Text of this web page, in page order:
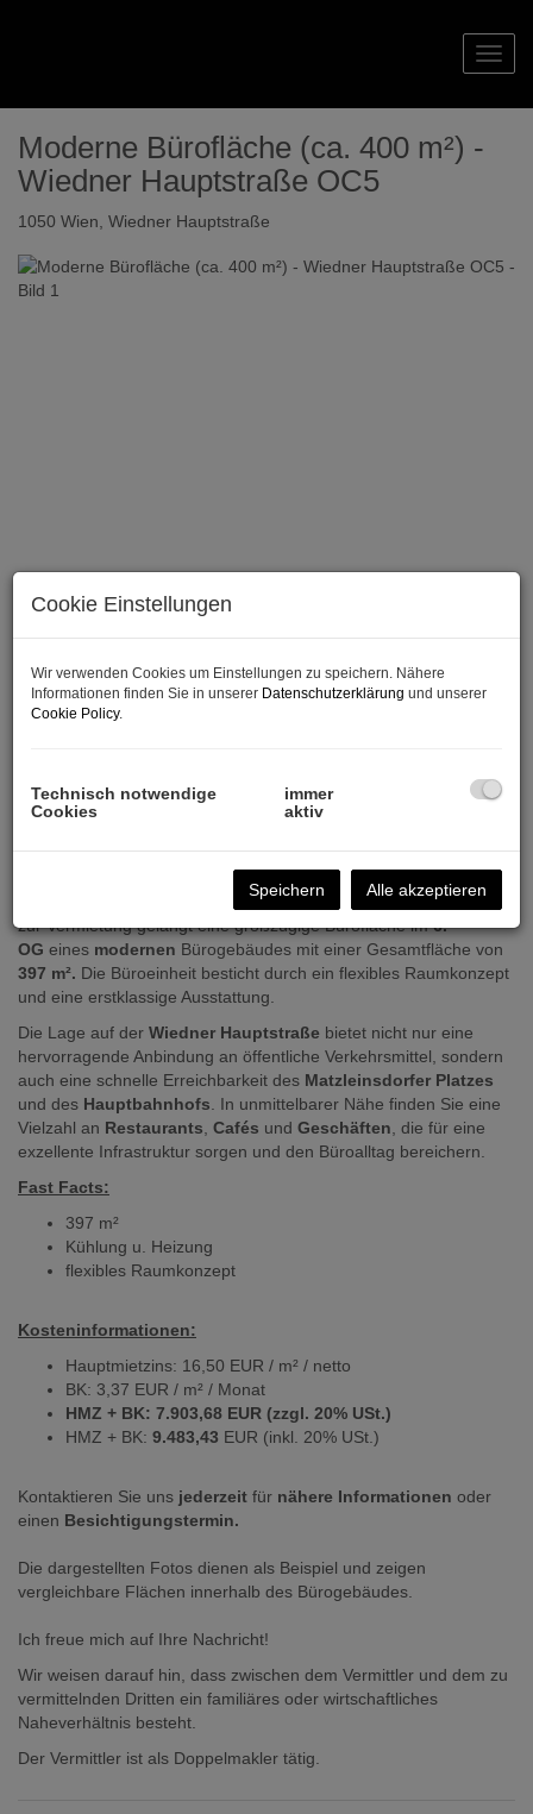
Moderne Bürofläche (ca. 400 m²) -
Wiedner Hauptstraße OC5
1050 Wien , Wiedner Hauptstraße
Sehr geehrte Damen und Herren,
zur Vermietung gelangt eine großzügige Bürofläche im6.
OG eines modernen Bürogebäudes mit einer Gesamtfläche von
397 m². Die Büroeinheit besticht durch ein flexibles Raumkonzept
und eine erstklassige Ausstattung.
Die Lage auf der Wiedner Hauptstraße bietet nicht nur eine
hervorragende Anbindung an öffentliche Verkehrsmittel, sondern
auch eine schnelle Erreichbarkeit des Matzleinsdorfer Platzes
und des Hauptbahnhofs. In unmittelbarer Nähe finden Sie eine
Vielzahl an Restaurants, Cafés und Geschäften, die für eine
exzellente Infrastruktur sorgen und den Büroalltag bereichern.
Fast Facts:
397 m²
Kühlung u. Heizung
flexibles Raumkonzept
Kosteninformationen:
Hauptmietzins: 16,50 EUR / m² / netto
BK: 3,37 EUR / m² / Monat
HMZ + BK: 7.903,68 EUR (zzgl. 20% USt.)
HMZ + BK: 9.483,43 EUR (inkl. 20% USt.)
Kontaktieren Sie uns jederzeit für nähere Informationen oder
einen Besichtigungstermin.
Die dargestellten Fotos dienen als Beispiel und zeigen
vergleichbare Flächen innerhalb des Bürogebäudes.
Ich freue mich auf Ihre Nachricht!
Wir weisen darauf hin, dass zwischen dem Vermittler und dem zu
vermittelnden Dritten ein familiäres oder wirtschaftliches
Naheverhältnis besteht.
Der Vermittler ist als Doppelmakler tätig.
Cookie Einstellungen
Wir verwenden Cookies um Einstellungen zu speichern. Nähere
Informationen finden Sie in unserer Datenschutzerklärung und unserer
Cookie Policy.
Technisch notwendige
Cookies
immer
aktiv
Speichern Alle akzeptieren